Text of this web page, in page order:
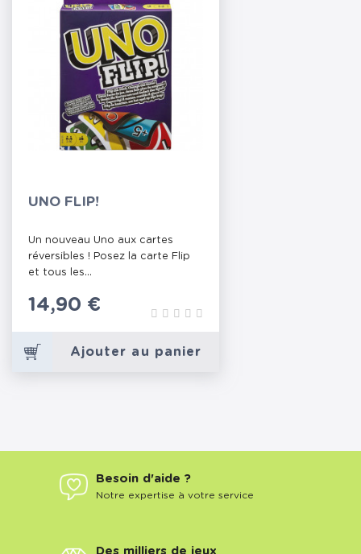
UNO FLIP!
Un nouveau Uno aux cartes
réversibles ! Posez la carte Flip
et tous les...
Prix
14,90 €
Ajouter au panier
Besoin d'aide ?
Notre expertise à votre service
Des milliers de jeux